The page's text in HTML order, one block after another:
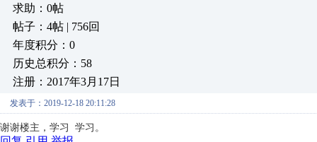
求助：0帖
帖子：4帖 | 756回
年度积分：0
历史总积分：58
注册：2017年3月17日
发表于：2019-12-18 20:11:28
谢谢楼主，学习 学习。